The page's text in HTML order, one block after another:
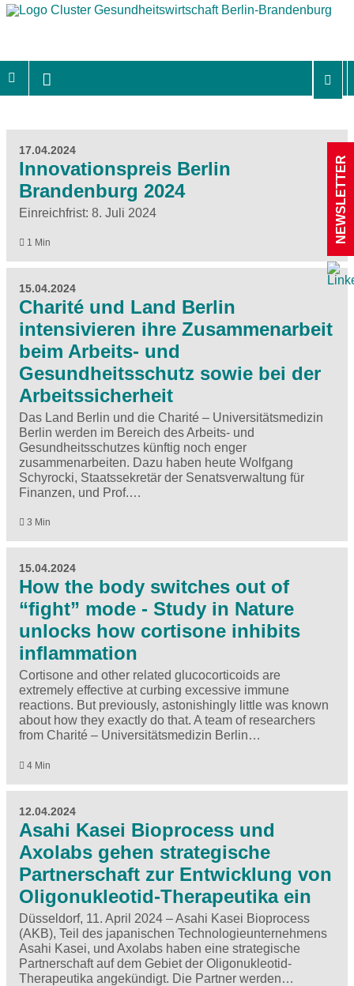
17.04.2024
Innovationspreis Berlin
Brandenburg 2024
Einreichfrist: 8. Juli 2024
1 Min
15.04.2024
Charité und Land Berlin
intensivieren ihre Zusammenarbeit
beim Arbeits- und
Gesundheitsschutz sowie bei der
Arbeitssicherheit
Das Land Berlin und die Charité – Universitätsmedizin
Berlin werden im Bereich des Arbeits- und
Gesundheitsschutzes künftig noch enger
zusammenarbeiten. Dazu haben heute Wolfgang
Schyrocki, Staatssekretär der Senatsverwaltung für
Finanzen, und Prof.…
3 Min
15.04.2024
How the body switches out of
“fight” mode - Study in Nature
unlocks how cortisone inhibits
inflammation
Cortisone and other related glucocorticoids are
extremely effective at curbing excessive immune
reactions. But previously, astonishingly little was known
about how they exactly do that. A team of researchers
from Charité – Universitätsmedizin Berlin…
4 Min
12.04.2024
Asahi Kasei Bioprocess und
Axolabs gehen strategische
Partnerschaft zur Entwicklung von
Oligonukleotid-Therapeutika ein
Düsseldorf, 11. April 2024 – Asahi Kasei Bioprocess
(AKB), Teil des japanischen Technologieunternehmens
Asahi Kasei, und Axolabs haben eine strategische
Partnerschaft auf dem Gebiet der Oligonukleotid-
Therapeutika angekündigt. Die Partner werden…
NEWSLETTER